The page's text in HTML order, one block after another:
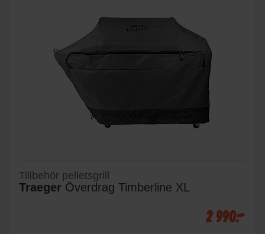
Tillbehör pelletsgrill
Traeger Överdrag Timberline XL
2 990:-